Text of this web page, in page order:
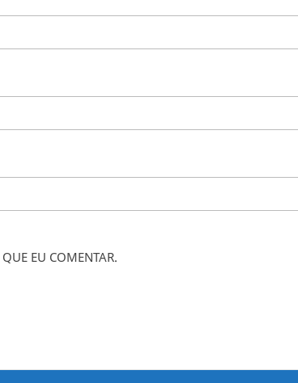
EU COMENTAR.